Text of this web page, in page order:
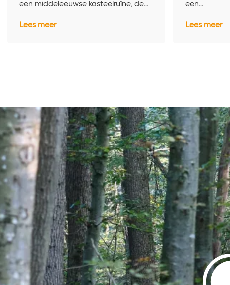
een middeleeuwse kasteelruïne, de…
Lees meer
een…
Lees meer